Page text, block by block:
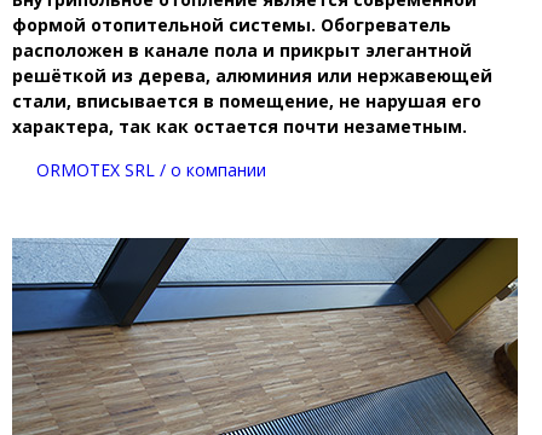
формой отопительной системы. Обогреватель
расположен в канале пола и прикрыт элегантной
решёткой из дерева, алюминия или нержавеющей
стали, вписывается в помещение, не нарушая его
характера, так как остается почти незаметным.
ORMOTEX SRL / о компании